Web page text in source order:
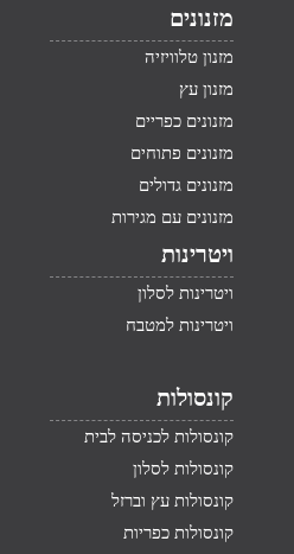
מזנונים
מזנון טלוויזיה
מזנון עץ
מזנונים כפריים
מזנונים פתוחים
מזנונים גדולים
מזנונים עם מגירות
ויטרינות
ויטרינות לסלון
ויטרינות למטבח
קונסולות
קונסולות לכניסה לבית
קונסולות לסלון
קונסולות עץ וברזל
קונסולות כפריות